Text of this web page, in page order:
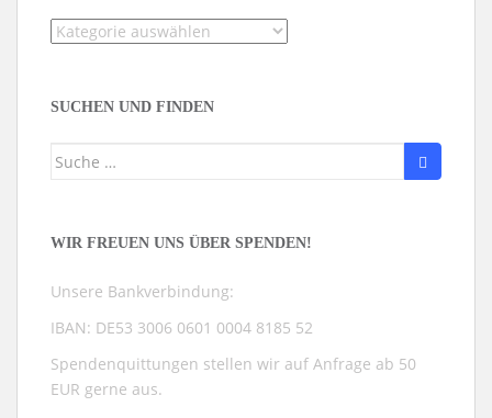
Beiträge
SUCHEN UND FINDEN
Suche
WIR FREUEN UNS ÜBER SPENDEN!
Unsere Bankverbindung:
IBAN: DE53 3006 0601 0004 8185 52
Spendenquittungen stellen wir auf Anfrage ab 50
EUR gerne aus.